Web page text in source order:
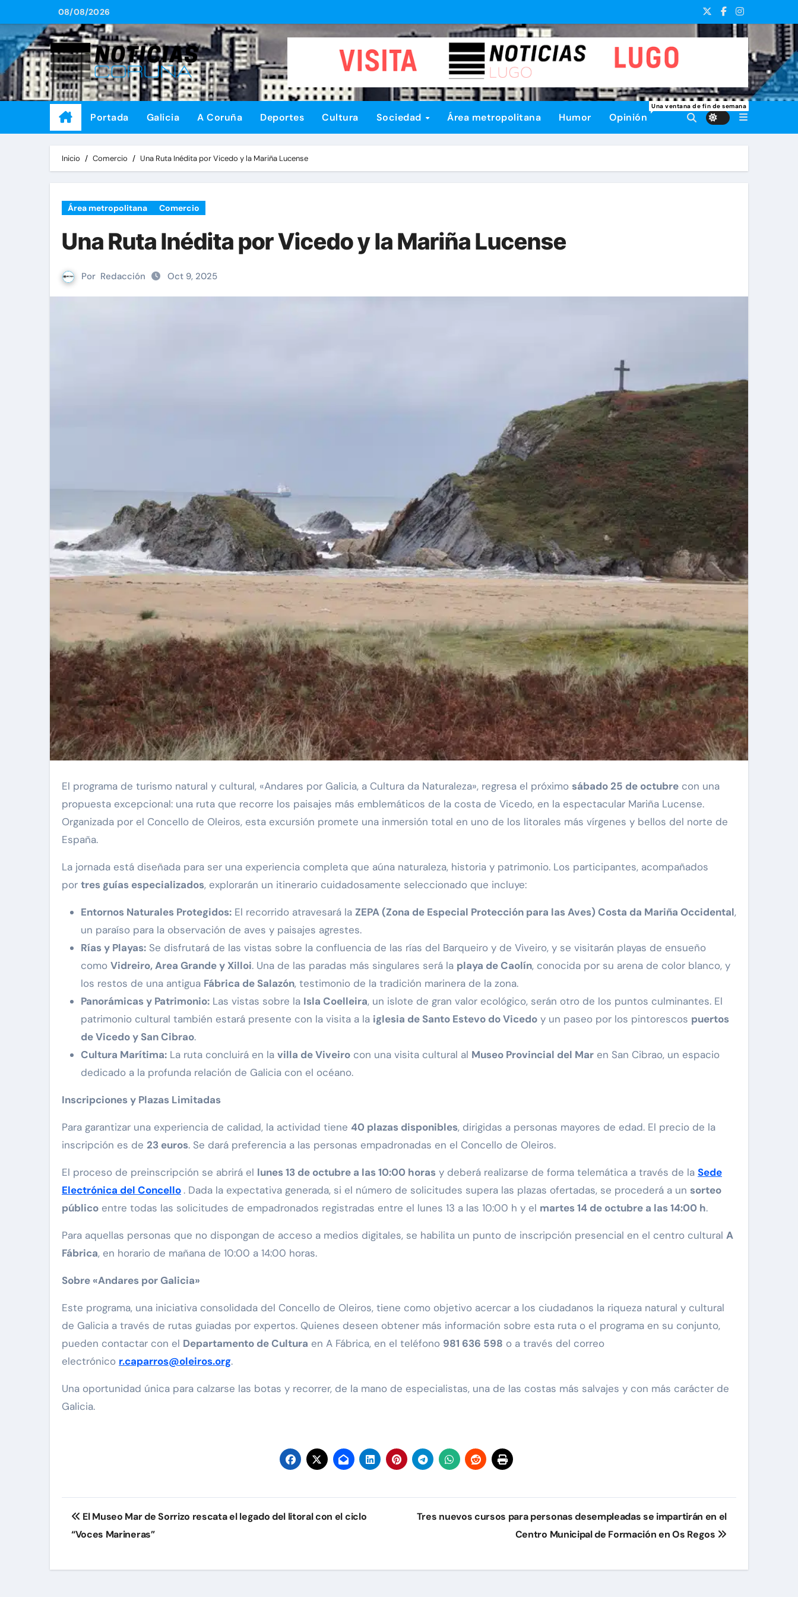
al
contenido
08/08/2026
Portada Galicia A Coruña Deportes Cultura Sociedad Área metropolitana Humor Opinión
Una ventana de fin de semana
Inicio Comercio Una Ruta Inédita por Vicedo y la Mariña Lucense
Área metropolitana Comercio
Una Ruta Inédita por Vicedo y la Mariña Lucense
Por Redacción Oct 9, 2025
El programa de turismo natural y cultural, «Andares por Galicia, a Cultura da Naturaleza», regresa el próximo sábado 25 de octubre con una
propuesta excepcional: una ruta que recorre los paisajes más emblemáticos de la costa de Vicedo, en la espectacular Mariña Lucense.
Organizada por el Concello de Oleiros, esta excursión promete una inmersión total en uno de los litorales más vírgenes y bellos del norte de
España.
La jornada está diseñada para ser una experiencia completa que aúna naturaleza, historia y patrimonio. Los participantes, acompañados
por tres guías especializados, explorarán un itinerario cuidadosamente seleccionado que incluye:
Entornos Naturales Protegidos: El recorrido atravesará la ZEPA (Zona de Especial Protección para las Aves) Costa da Mariña Occidental,
un paraíso para la observación de aves y paisajes agrestes.
Rías y Playas: Se disfrutará de las vistas sobre la confluencia de las rías del Barqueiro y de Viveiro, y se visitarán playas de ensueño
como Vidreiro, Area Grande y Xilloi. Una de las paradas más singulares será la playa de Caolín, conocida por su arena de color blanco, y
los restos de una antigua Fábrica de Salazón, testimonio de la tradición marinera de la zona.
Panorámicas y Patrimonio: Las vistas sobre la Isla Coelleira, un islote de gran valor ecológico, serán otro de los puntos culminantes. El
patrimonio cultural también estará presente con la visita a la iglesia de Santo Estevo do Vicedo y un paseo por los pintorescos puertos
de Vicedo y San Cibrao.
Cultura Marítima: La ruta concluirá en la villa de Viveiro con una visita cultural al Museo Provincial del Mar en San Cibrao, un espacio
dedicado a la profunda relación de Galicia con el océano.
Inscripciones y Plazas Limitadas
Para garantizar una experiencia de calidad, la actividad tiene 40 plazas disponibles, dirigidas a personas mayores de edad. El precio de la
inscripción es de 23 euros. Se dará preferencia a las personas empadronadas en el Concello de Oleiros.
El proceso de preinscripción se abrirá el lunes 13 de octubre a las 10:00 horas y deberá realizarse de forma telemática a través de la Sede
Electrónica del Concello . Dada la expectativa generada, si el número de solicitudes supera las plazas ofertadas, se procederá a un sorteo
público entre todas las solicitudes de empadronados registradas entre el lunes 13 a las 10:00 h y el martes 14 de octubre a las 14:00 h.
Para aquellas personas que no dispongan de acceso a medios digitales, se habilita un punto de inscripción presencial en el centro cultural A
Fábrica, en horario de mañana de 10:00 a 14:00 horas.
Sobre «Andares por Galicia»
Este programa, una iniciativa consolidada del Concello de Oleiros, tiene como objetivo acercar a los ciudadanos la riqueza natural y cultural
de Galicia a través de rutas guiadas por expertos. Quienes deseen obtener más información sobre esta ruta o el programa en su conjunto,
pueden contactar con el Departamento de Cultura en A Fábrica, en el teléfono 981 636 598 o a través del correo
electrónico r.caparros@oleiros.org.
Una oportunidad única para calzarse las botas y recorrer, de la mano de especialistas, una de las costas más salvajes y con más carácter de
Galicia.
Navegación
de
El Museo Mar de Sorrizo rescata el legado del litoral con el ciclo
“Voces Marineras”
Tres nuevos cursos para personas desempleadas se impartirán en el
Centro Municipal de Formación en Os Regos